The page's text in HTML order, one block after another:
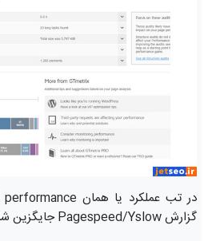
گزارش Pagespeed/Yslow جایگزین شده است.